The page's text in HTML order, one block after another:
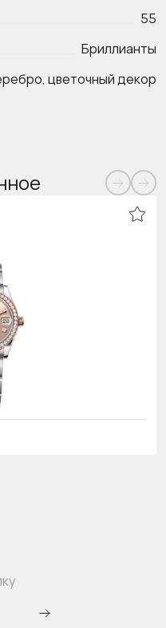
55
Бриллианты
цветочный декор